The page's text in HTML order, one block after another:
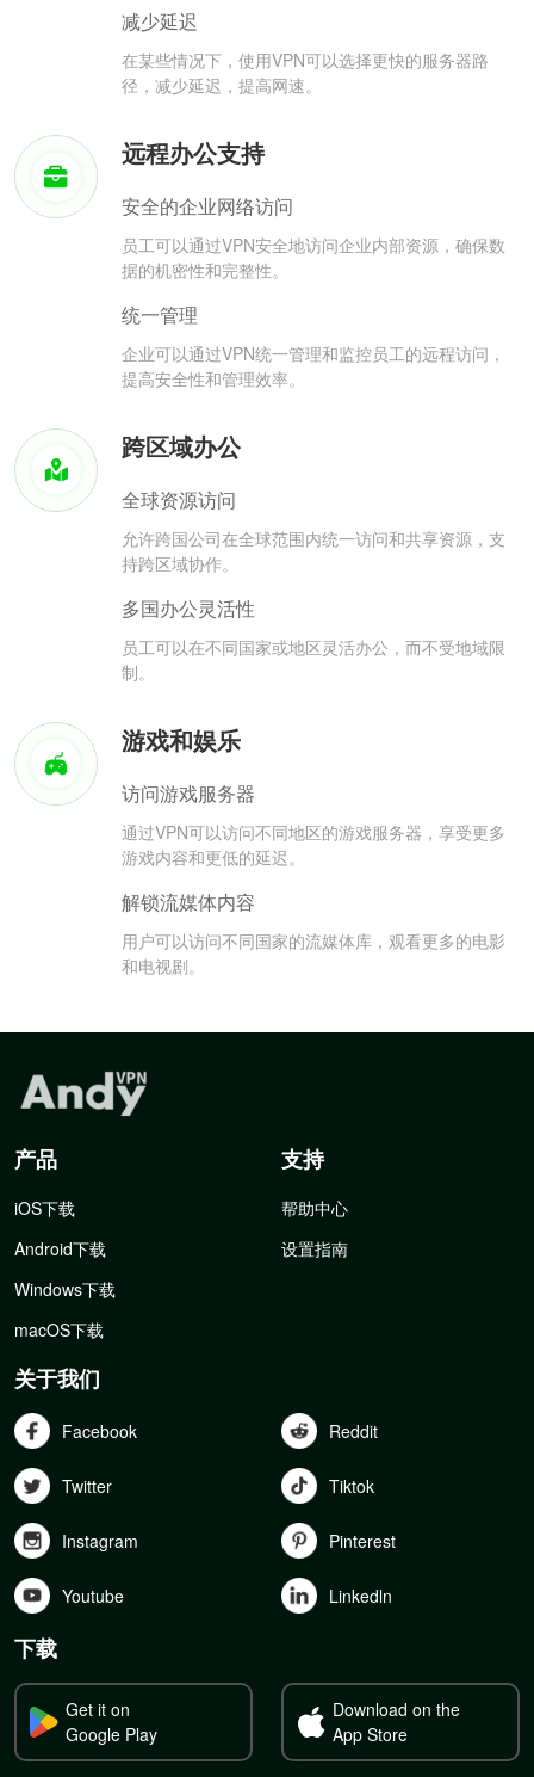
减少延迟
在某些情况下，使用VPN可以选择更快的服务器路
径，减少延迟，提高网速。
远程办公支持
安全的企业网络访问
员工可以通过VPN安全地访问企业内部资源，确保数
据的机密性和完整性。
统一管理
企业可以通过VPN统一管理和监控员工的远程访问，
提高安全性和管理效率。
跨区域办公
全球资源访问
允许跨国公司在全球范围内统一访问和共享资源，支
持跨区域协作。
多国办公灵活性
员工可以在不同国家或地区灵活办公，而不受地域限
制。
游戏和娱乐
访问游戏服务器
通过VPN可以访问不同地区的游戏服务器，享受更多
游戏内容和更低的延迟。
解锁流媒体内容
用户可以访问不同国家的流媒体库，观看更多的电影
和电视剧。
产品
iOS下载
Android下载
Windows下载
macOS下载
支持
帮助中心
设置指南
关于我们
Facebook Reddit
Twitter Tiktok
Instagram Pinterest
Youtube Linkedln
下载
Get it on
Google Play
Download on the
App Store